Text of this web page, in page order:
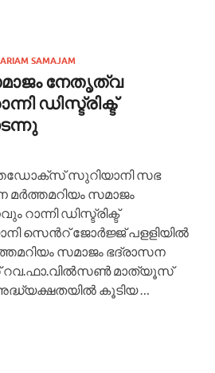
SAMAJAM
നേതൃത്വ
ഡിസ്ട്രിക്ട്
സുറിയാനി സഭ
സമാജം
റാന്നി ഡിസ്ട്രിക്ട്
സെന്‍റ് ജോര്‍ജ്ജ് പളളിയില്‍
സമാജം ഭദ്രാസന
മാത്യൂസ്
കൂടിയ …